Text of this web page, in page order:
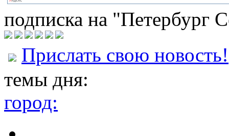
подписка на "Петербург
Прислать свою новость!
темы дня:
город: